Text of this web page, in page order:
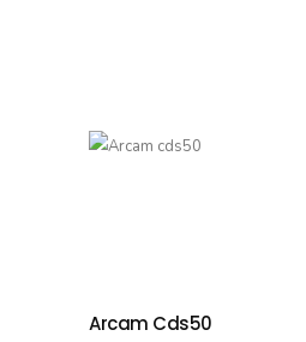
PIEVIENOT GROZAM
Arcam Cds50